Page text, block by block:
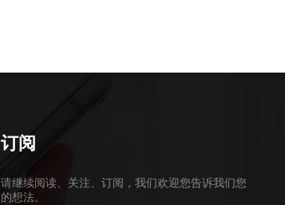
订阅
请继续阅读、关注、订阅，我们欢迎您告诉我们您
的想法。